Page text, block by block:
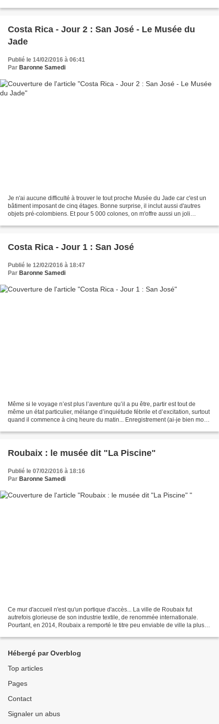
Costa Rica - Jour 2 : San José - Le Musée du
Jade
Publié le 14/02/2016 à 06:41
Par Baronne Samedi
Je n'ai aucune difficulté à trouver le tout proche Musée du Jade car c'est un
bâtiment imposant de cinq étages. Bonne surprise, il inclut aussi d'autres
objets pré-colombiens. Et pour 5 000 colones, on m'offre aussi un joli
Costa Rica - Jour 1 : San José
Publié le 12/02/2016 à 18:47
Par Baronne Samedi
Même si le voyage n’est plus l’aventure qu’il a pu être, partir est tout de
même un état particulier, mélange d’inquiétude fébrile et d’excitation, surtout
quand il commence à cinq heure du matin... Enregistrement (ai-je bien mon
Roubaix : le musée dit "La Piscine"
Publié le 07/02/2016 à 18:16
Par Baronne Samedi
Ce mur d'accueil n'est qu'un portique d'accès... La ville de Roubaix fut
autrefois glorieuse de son industrie textile, de renommée internationale.
Pourtant, en 2014, Roubaix a remporté le titre peu enviable de ville la plus
Hébergé par Overblog
Top articles
Pages
Contact
Signaler un abus